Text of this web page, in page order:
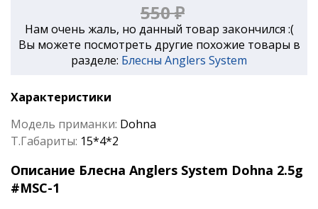
550 ₽
Нам очень жаль, но данный товар закончился :(
Вы можете посмотреть другие похожие товары в
разделе: Блесны Anglers System
Характеристики
Модель приманки: Dohna
Т.Габариты: 15*4*2
Описание Блесна Anglers System Dohna 2.5g
#MSC-1